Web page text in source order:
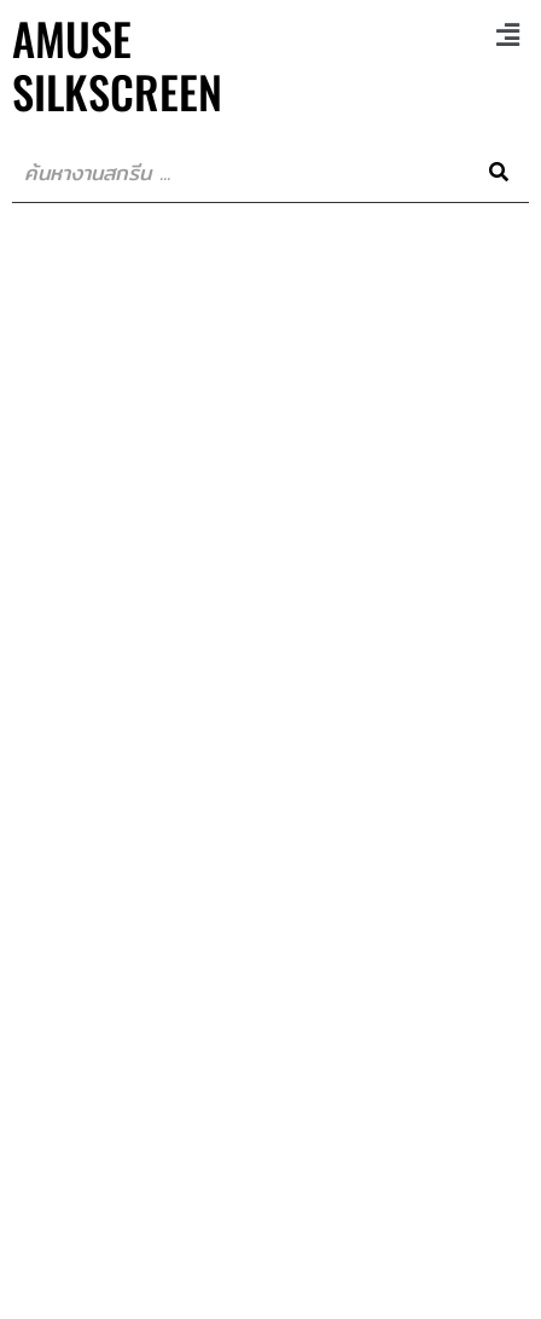
AMUSE
SILKSCREEN